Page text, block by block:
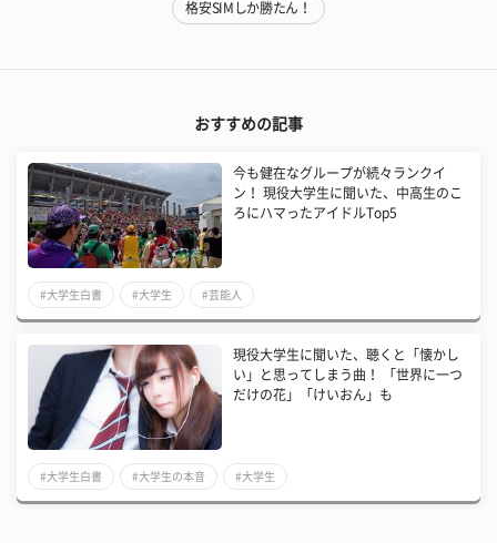
格安SIMしか勝たん！
おすすめの記事
今も健在なグループが続々ランクイ
ン！ 現役大学生に聞いた、中高生のこ
ろにハマったアイドルTop5
#大学生白書 #大学生 #芸能人
現役大学生に聞いた、聴くと「懐かし
い」と思ってしまう曲！ 「世界に一つ
だけの花」「けいおん」も
#大学生白書 #大学生の本音 #大学生